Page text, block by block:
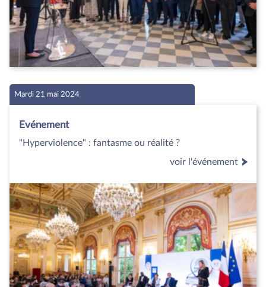
Mardi 21 mai 2024
Evénement
"Hyperviolence" : fantasme ou réalité ?
voir l'événement